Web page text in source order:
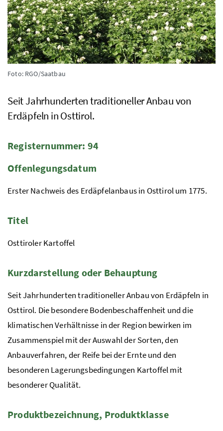
Foto: RGO/Saatbau
Seit Jahrhunderten traditioneller Anbau von
Erdäpfeln in Osttirol.
Registernummer: 94
Offenlegungsdatum
Erster Nachweis des Erdäpfelanbaus in Osttirol um 1775.
Titel
Osttiroler Kartoffel
Kurzdarstellung oder Behauptung
Seit Jahrhunderten traditioneller Anbau von Erdäpfeln in
Osttirol. Die besondere Bodenbeschaffenheit und die
klimatischen Verhältnisse in der Region bewirken im
Zusammenspiel mit der Auswahl der Sorten, den
Anbauverfahren, der Reife bei der Ernte und den
besonderen Lagerungsbedingungen Kartoffel mit
besonderer Qualität.
Produktbezeichnung, Produktklasse